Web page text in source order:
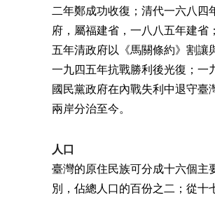
二年鄭成功收復；清代一六八四
府，屬福建省，一八八五年建省
五年清政府以《馬關條約》割讓
一九四五年抗戰勝利後光復；一
國民黨政府在內戰失利中退守臺
兩岸分治至今。
人口
臺灣的原住民族可分成十六個主
別，佔總人口的百份之二；從十